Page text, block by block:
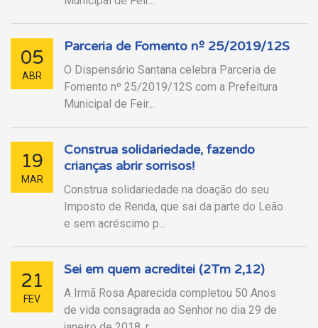
05
ABR
Parceria de Fomento nº 25/2019/12S
O Dispensário Santana celebra Parceria de
Fomento nº 25/2019/12S com a Prefeitura
Municipal de Feir...
19
MAR
Construa solidariedade, fazendo
crianças abrir sorrisos!
Construa solidariedade na doação do seu
Imposto de Renda, que sai da parte do Leão
e sem acréscimo p...
21
FEV
Sei em quem acreditei (2Tm 2,12)
A Irmã Rosa Aparecida completou 50 Anos
de vida consagrada ao Senhor no dia 29 de